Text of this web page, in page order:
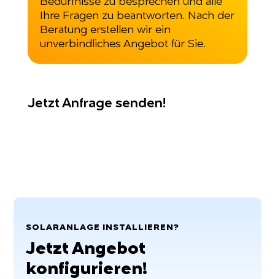
Ihre Fragen zu beantworten. Nach der
Beratung erstellen wir ein
unverbindliches Angebot für Sie.
Jetzt Anfrage senden!
SOLARANLAGE INSTALLIEREN?
Jetzt Angebot
konfigurieren!